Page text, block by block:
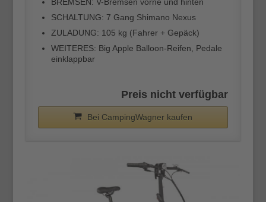
SCHALTUNG: 7 Gang Shimano Nexus
ZULADUNG: 105 kg (Fahrer + Gepäck)
WEITERES: Big Apple Balloon-Reifen, Pedale
einklappbar
Preis nicht verfügbar
Bei CampingWagner kaufen